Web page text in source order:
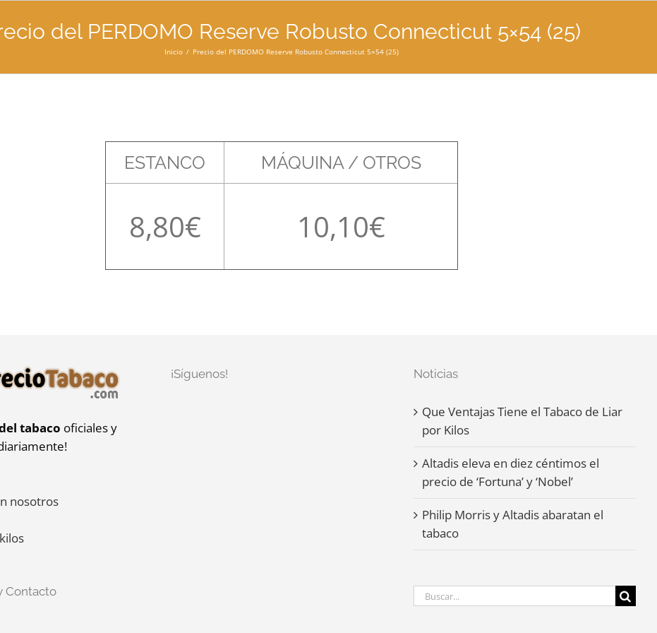
del PERDOMO Reserve Robusto Connecticut 5×54 (25)
Inicio Precio del PERDOMO Reserve Robusto Connecticut 5×54 (25)
ESTANCO MÁQUINA / OTROS
8,80 10,10
tabaco oficiales y
nosotros
Contacto
¡Síguenos! Noticias
Que Ventajas Tiene el Tabaco de Liar
por Kilos
Altadis eleva en diez céntimos el
precio de ‘Fortuna’ y ‘Nobel’
Philip Morris y Altadis abaratan el
tabaco
Buscar: